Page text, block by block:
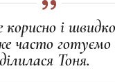
і
часто
Тоня.